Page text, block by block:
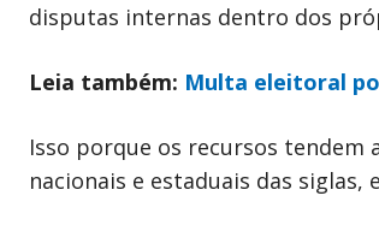
disputas internas dentro dos
Leia também: Multa eleitoral
Isso porque os recursos
nacionais e estaduais das